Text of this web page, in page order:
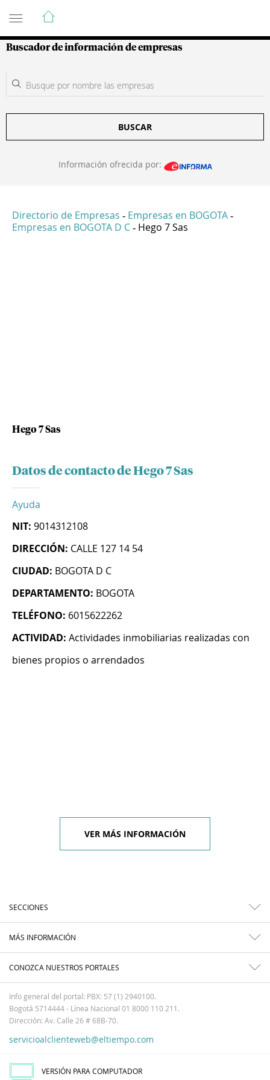
Guía de Empresas Colombianas
Buscador de información de empresas
BUSCAR
Información ofrecida por:
Directorio de Empresas - Empresas en BOGOTA -
Empresas en BOGOTA D C - Hego 7 Sas
Hego 7 Sas
Datos de contacto de Hego 7 Sas
Ayuda
NIT: 9014312108
DIRECCIÓN: CALLE 127 14 54
CIUDAD: BOGOTA D C
DEPARTAMENTO: BOGOTA
TELÉFONO: 6015622262
ACTIVIDAD: Actividades inmobiliarias realizadas con
bienes propios o arrendados
VER MÁS INFORMACIÓN
SECCIONES
MÁS INFORMACIÓN
CONOZCA NUESTROS PORTALES
Info general del portal: PBX: 57 (1) 2940100.
Bogotá 5714444 - Línea Nacional 01 8000 110 211.
Dirección: Av. Calle 26 # 68B-70.
servicioalclienteweb@eltiempo.com
VERSIÓN PARA COMPUTADOR